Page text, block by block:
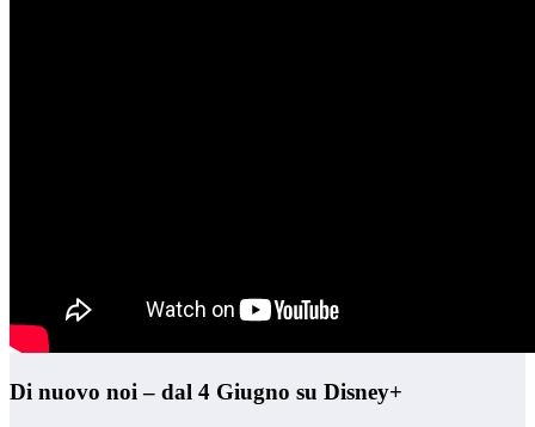
Di nuovo noi – dal 4 Giugno su Disney+